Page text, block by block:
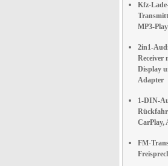
Kfz-
MP3-
2in1-
Receiver
Display
Adapter
1-DIN-
CarPlay,
FM-